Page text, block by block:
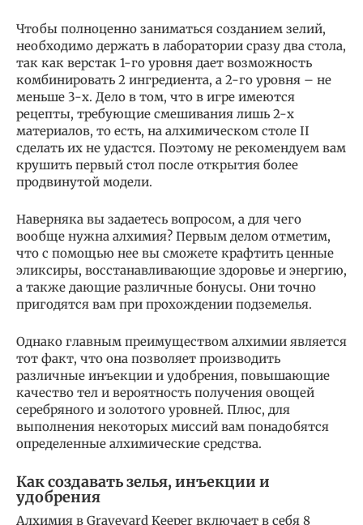
Чтобы полноценно заниматься созданием зелий,
необходимо держать в лаборатории сразу два стола,
так как верстак 1-го уровня дает возможность
комбинировать 2 ингредиента, а 2-го уровня – не
меньше 3-х. Дело в том, что в игре имеются
рецепты, требующие смешивания лишь 2-х
материалов, то есть, на алхимическом столе II
сделать их не удастся. Поэтому не рекомендуем вам
крушить первый стол после открытия более
продвинутой модели.
Наверняка вы задаетесь вопросом, а для чего
вообще нужна алхимия? Первым делом отметим,
что с помощью нее вы сможете крафтить ценные
эликсиры, восстанавливающие здоровье и энергию,
а также дающие различные бонусы. Они точно
пригодятся вам при прохождении подземелья.
Однако главным преимуществом алхимии является
тот факт, что она позволяет производить
различные инъекции и удобрения, повышающие
качество тел и вероятность получения овощей
серебряного и золотого уровней. Плюс, для
выполнения некоторых миссий вам понадобятся
определенные алхимические средства.
Как создавать зелья, инъекции и
удобрения
Алхимия в Graveyard Keeper включает в себя 8